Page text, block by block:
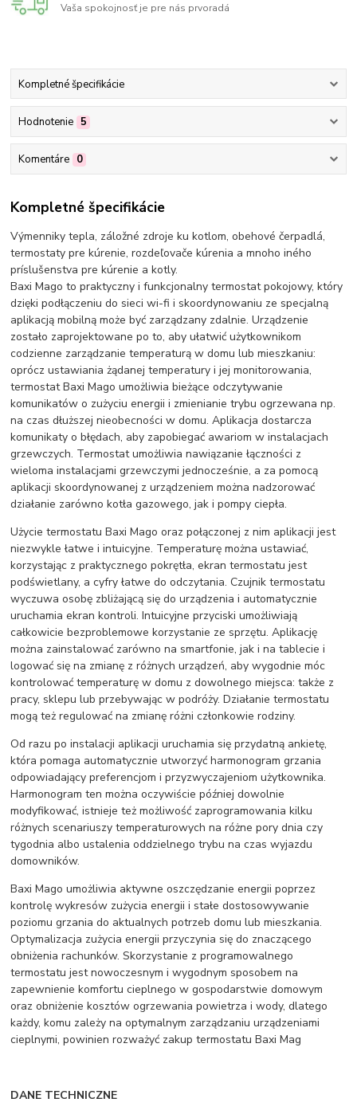
Vaša spokojnosť je pre nás prvoradá
Kompletné špecifikácie
Hodnotenie 5
Komentáre 0
Kompletné špecifikácie
Výmenniky tepla, záložné zdroje ku kotlom, obehové čerpadlá,
termostaty pre kúrenie, rozdeľovače kúrenia a mnoho iného
príslušenstva pre kúrenie a kotly.
Baxi Mago to praktyczny i funkcjonalny termostat pokojowy, który
dzięki podłączeniu do sieci wi-fi i skoordynowaniu ze specjalną
aplikacją mobilną może być zarządzany zdalnie. Urządzenie
zostało zaprojektowane po to, aby ułatwić użytkownikom
codzienne zarządzanie temperaturą w domu lub mieszkaniu:
oprócz ustawiania żądanej temperatury i jej monitorowania,
termostat Baxi Mago umożliwia bieżące odczytywanie
komunikatów o zużyciu energii i zmienianie trybu ogrzewana np.
na czas dłuższej nieobecności w domu. Aplikacja dostarcza
komunikaty o błędach, aby zapobiegać awariom w instalacjach
grzewczych. Termostat umożliwia nawiązanie łączności z
wieloma instalacjami grzewczymi jednocześnie, a za pomocą
aplikacji skoordynowanej z urządzeniem można nadzorować
działanie zarówno kotła gazowego, jak i pompy ciepła.
Użycie termostatu Baxi Mago oraz połączonej z nim aplikacji jest
niezwykle łatwe i intuicyjne. Temperaturę można ustawiać,
korzystając z praktycznego pokrętła, ekran termostatu jest
podświetlany, a cyfry łatwe do odczytania. Czujnik termostatu
wyczuwa osobę zbliżającą się do urządzenia i automatycznie
uruchamia ekran kontroli. Intuicyjne przyciski umożliwiają
całkowicie bezproblemowe korzystanie ze sprzętu. Aplikację
można zainstalować zarówno na smartfonie, jak i na tablecie i
logować się na zmianę z różnych urządzeń, aby wygodnie móc
kontrolować temperaturę w domu z dowolnego miejsca: także z
pracy, sklepu lub przebywając w podróży. Działanie termostatu
mogą też regulować na zmianę różni członkowie rodziny.
Od razu po instalacji aplikacji uruchamia się przydatną ankietę,
która pomaga automatycznie utworzyć harmonogram grzania
odpowiadający preferencjom i przyzwyczajeniom użytkownika.
Harmonogram ten można oczywiście później dowolnie
modyfikować, istnieje też możliwość zaprogramowania kilku
różnych scenariuszy temperaturowych na różne pory dnia czy
tygodnia albo ustalenia oddzielnego trybu na czas wyjazdu
domowników.
Baxi Mago umożliwia aktywne oszczędzanie energii poprzez
kontrolę wykresów zużycia energii i stałe dostosowywanie
poziomu grzania do aktualnych potrzeb domu lub mieszkania.
Optymalizacja zużycia energii przyczynia się do znaczącego
obniżenia rachunków. Skorzystanie z programowalnego
termostatu jest nowoczesnym i wygodnym sposobem na
zapewnienie komfortu cieplnego w gospodarstwie domowym
oraz obniżenie kosztów ogrzewania powietrza i wody, dlatego
każdy, komu zależy na optymalnym zarządzaniu urządzeniami
cieplnymi, powinien rozważyć zakup termostatu Baxi Mag
DANE TECHNICZNE